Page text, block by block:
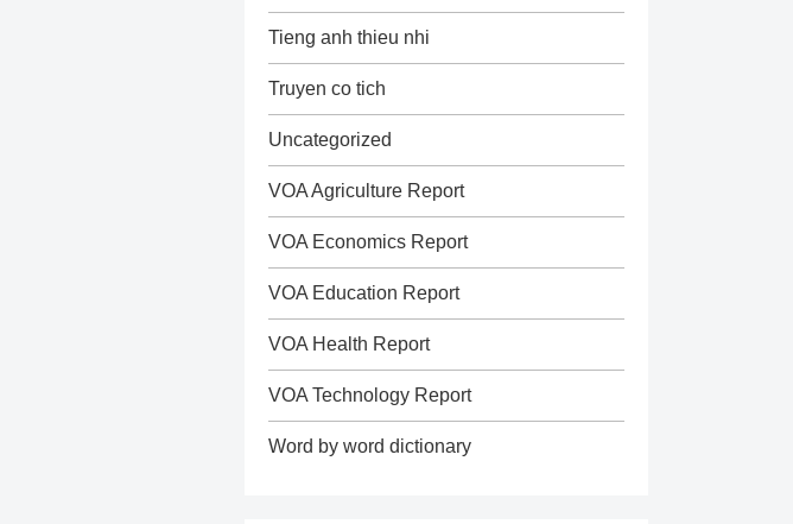
Tieng anh thieu nhi
Truyen co tich
Uncategorized
VOA Agriculture Report
VOA Economics Report
VOA Education Report
VOA Health Report
VOA Technology Report
Word by word dictionary